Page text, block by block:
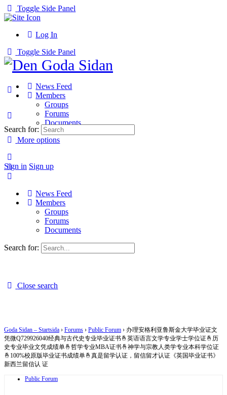
Toggle Side Panel
Log In
Toggle Side Panel
News Feed
Members
Groups
Forums
Documents
More options
Sign in Sign up
Search for:
News Feed
Members
Groups
Forums
Documents
Search for:
Close search
Goda Sidan – Startsida › Forums › Public Forum › 办理安格利亚鲁斯金大学毕业证文
凭微Q729926040经典与古代史专业毕业证书🤞英语语言文学专业学士学位证🤞历
史专业毕业文凭成绩单🤞哲学专业MBA证书🤞神学与宗教人类学专业本科学位证
🤞100%校原版毕业证书成绩单🤞真是留学认证，留信留才认证《英国毕业证书》
新西兰留信认 证
Public Forum